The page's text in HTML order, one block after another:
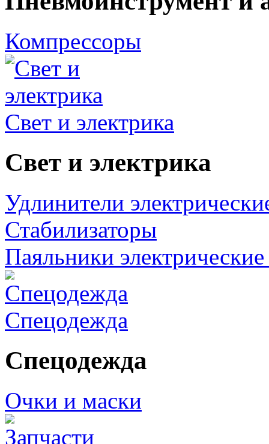
Компрессоры
Свет и электрика
Свет и электрика
Удлинители
Стабилизаторы
Паяльники
Спецодежда
Спецодежда
Очки и маски